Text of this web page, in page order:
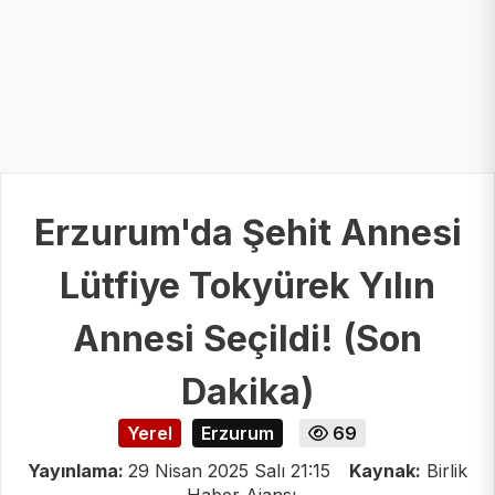
Erzurum'da Şehit Annesi
Lütfiye Tokyürek Yılın
Annesi Seçildi! (Son
Dakika)
Yerel Erzurum
69
Yayınlama: 29 Nisan 2025 Salı 21:15 Kaynak: Birlik